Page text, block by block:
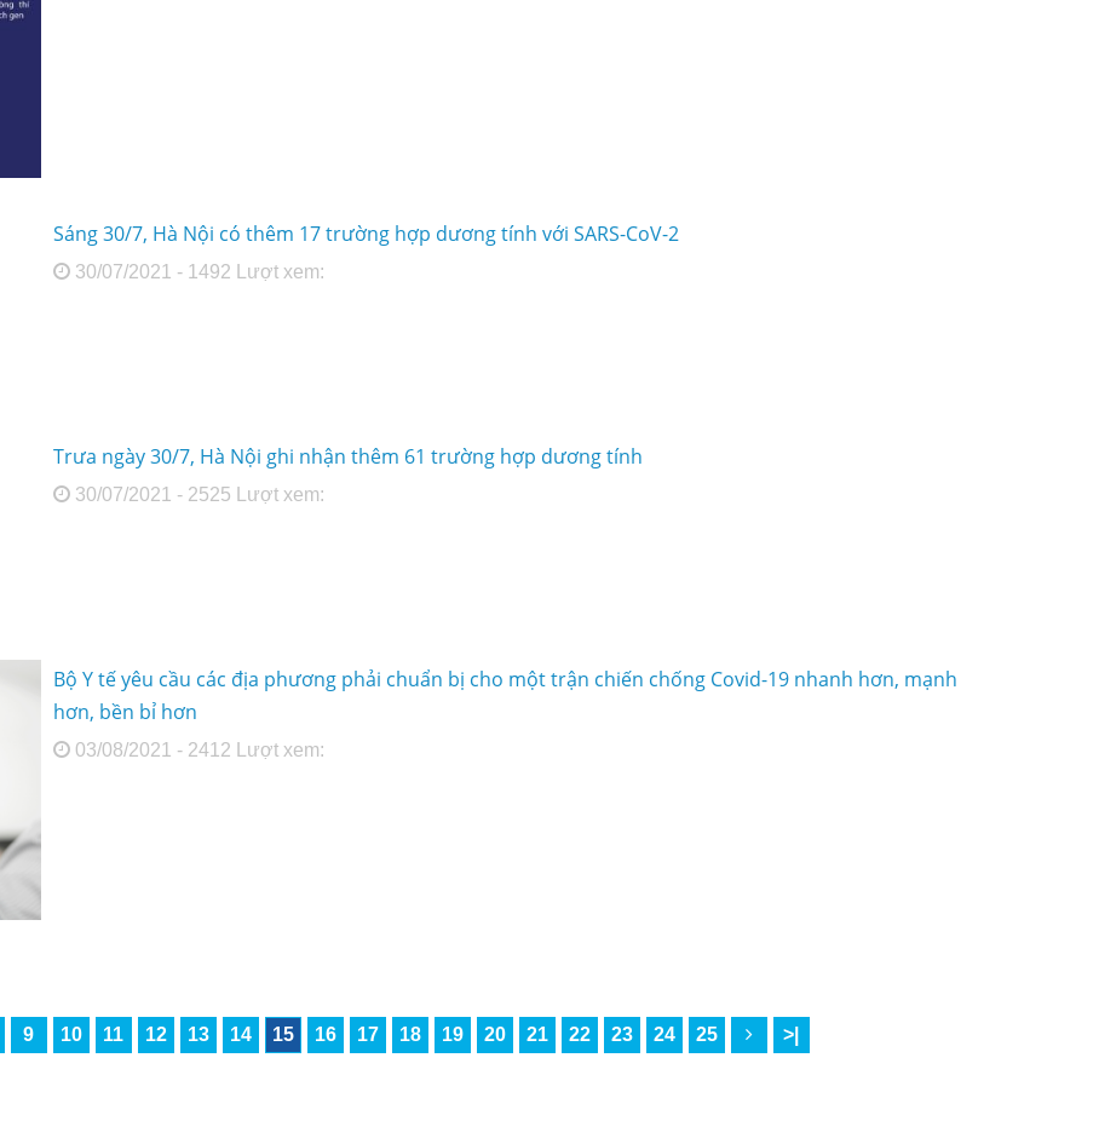
Sáng 30/7, Hà Nội có thêm 17 trường hợp dương tính với SARS-CoV-2
30/07/2021 - 1492 Lượt xem:
Trưa ngày 30/7, Hà Nội ghi nhận thêm 61 trường hợp dương tính
30/07/2021 - 2525 Lượt xem:
Bộ Y tế yêu cầu các địa phương phải chuẩn bị cho một trận chiến chống Covid-19 nhanh hơn, mạnh
hơn, bền bỉ hơn
03/08/2021 - 2412 Lượt xem:
9 10 11 12 13 14 15 16 17 18 19 20 21 22 23 24 25 >|